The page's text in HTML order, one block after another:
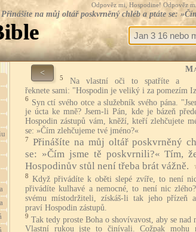
Odpověz mi, Hospodine! Odpověz
Přinášíte na můj oltář poskvrněný chléb a ptáte se:
<
5
Na vlastní oči to spatříte a
řeknete sami: "Hospodin je veliký i za pomezím
6 Syn ctí svého otce a služebník svého pána.
je úcta ke mně? Jsem-li Pán, kde je bázeň
Hospodin zástupů vám, kněží, kteří zlehčujete
se: »Čím zlehčujeme tvé jméno?«
7
Přinášíte na můj oltář poskvrněný
se: »Čím jsme tě poskvrnili?« Tím,
Hospodinův stůl není třeba brát vážně.
8 Když přivádíte k oběti slepé zvíře, to není
přivádíte kulhavé a nemocné, to není nic
svému místodržiteli, získáš-li tak jeho přízeň
praví Hospodin zástupů.
9 Tak tedy proste Boha o shovívavost, aby se nad
Vlastní rukou jste to činívali. Cožpak mohu